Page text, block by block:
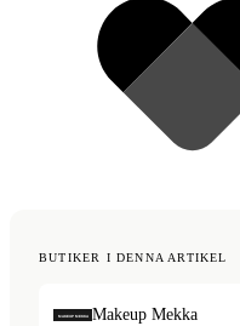
BUTIKER I DENNA ARTIKEL
Makeup Mekka